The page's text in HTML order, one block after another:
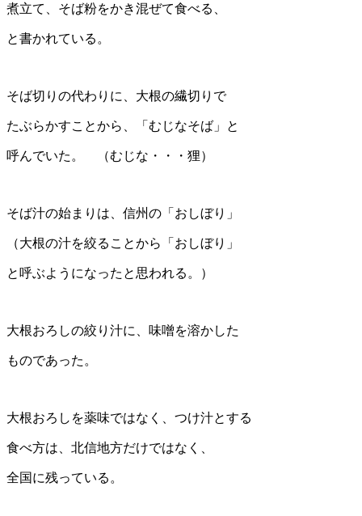
煮立て、そば粉をかき混ぜて食べる、
と書かれている。
そば切りの代わりに、大根の繊切りで
たぶらかすことから、「むじなそば」と
呼んでいた。 （むじな・・・狸）
そば汁の始まりは、信州の「おしぼり」
（大根の汁を絞ることから「おしぼり」
と呼ぶようになったと思われる。）
大根おろしの絞り汁に、味噌を溶かした
ものであった。
大根おろしを薬味ではなく、つけ汁とする
食べ方は、北信地方だけではなく、
全国に残っている。